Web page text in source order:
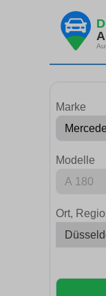
Marke
Modelle
Ort,